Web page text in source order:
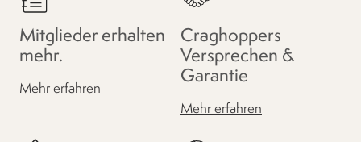
Mitglieder erhalten
mehr.
Mehr erfahren
Craghoppers
Versprechen &
Garantie
Mehr erfahren